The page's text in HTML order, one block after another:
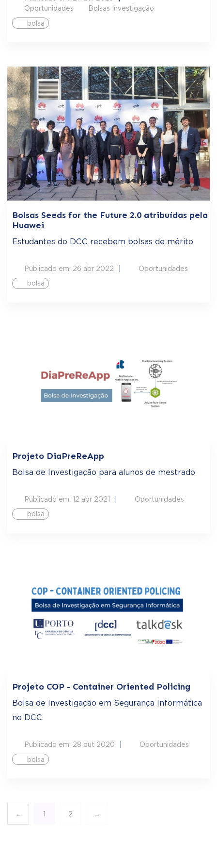
Oportunidades
Bolsas Investigação
bolsa
Bolsas Seeds for the Future 2.0 atribuídas pela
Huawei
Estudantes do DCC recebem bolsas de mérito
Publicado em: 26 abr 2022
Oportunidades
bolsa
Projeto DiaPreReApp
Bolsa de Investigação para alunos de mestrado
Publicado em: 12 abr 2021
Oportunidades
bolsa
Projeto COP - Container Oriented Policing
Bolsa de Investigação em Segurança Informática
no DCC
Publicado em: 28 out 2020
Oportunidades
bolsa
← 1 2 →